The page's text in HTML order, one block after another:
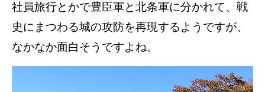
社員旅行とかで豊臣軍と北条軍に分かれて、戦
史にまつわる城の攻防を再現するようですが、
なかなか面白そうですよね。